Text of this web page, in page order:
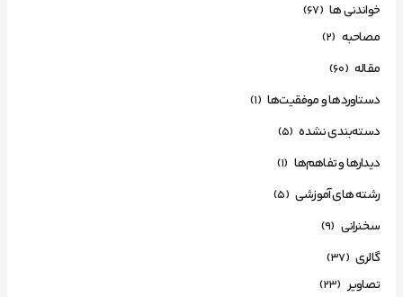
خواندنی ها (67)
مصاحبه (2)
مقاله (60)
دستاوردها و موفقیت‌ها (1)
دسته‌بندی نشده (5)
دیدارها و تفاهم‌ها (1)
رشته های آموزشی (5)
سخنرانی (9)
گالری (37)
تصاویر (23)